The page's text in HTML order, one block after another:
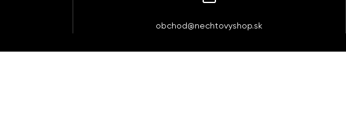
obchod@nechtovyshop.sk